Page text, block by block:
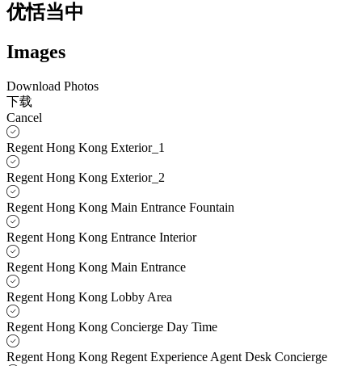
优恬当中
Images
Download Photos
下载
Cancel
Regent Hong Kong Exterior_1
Regent Hong Kong Exterior_2
Regent Hong Kong Main Entrance Fountain
Regent Hong Kong Entrance Interior
Regent Hong Kong Main Entrance
Regent Hong Kong Lobby Area
Regent Hong Kong Concierge Day Time
Regent Hong Kong Regent Experience Agent Desk Concierge